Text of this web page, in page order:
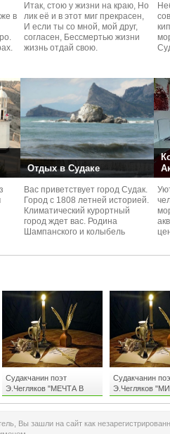
в
Итак, стою у жизни на краю, Но
лик её и в этот миг прекрасен,
И если ты со мной, мой друг,
согласен, Бессмертью жизни
жизнь отдай свою.
Отдых в Судаке
Вас приветствует город Судак.
Город с 1808 летней историей.
Климатический курортный
город ждет вас. Родина
Шампанского и колыбель
Судакчанин поэт
Э.Чегляков "МЕЧТА В
ЖИЗНИ"
Судакчанин
Э.Чегляков
ЖЕНЩИНАМ
Вы зашли на сайт как